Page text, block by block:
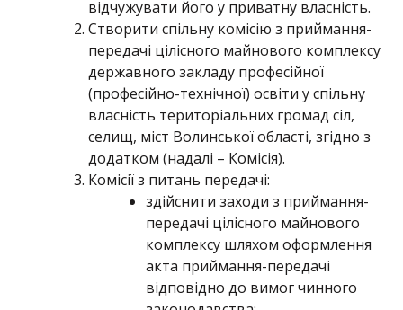
відчужувати його у приватну власність.
Створити спільну комісію з приймання-
передачі цілісного майнового комплексу
державного закладу професійної
(професійно-технічної) освіти у спільну
власність територіальних громад сіл,
селищ, міст Волинської області, згідно з
додатком (надалі – Комісія).
Комісії з питань передачі:
здійснити заходи з приймання-
передачі цілісного майнового
комплексу шляхом оформлення
акта приймання-передачі
відповідно до вимог чинного